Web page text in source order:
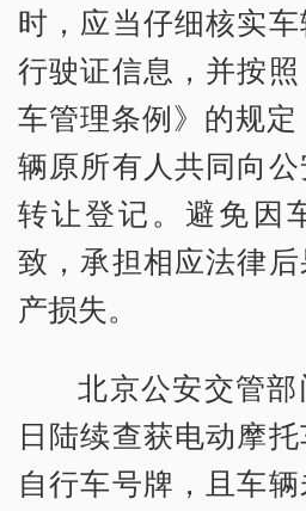
时，应当仔细核实车
行驶证信息，并按
车管理条例》的规
辆原所有人共同向
转让登记。避免因
致，承担相应法律
产损失。
北京公安交管
日陆续查获电动摩
自行车号牌，且车